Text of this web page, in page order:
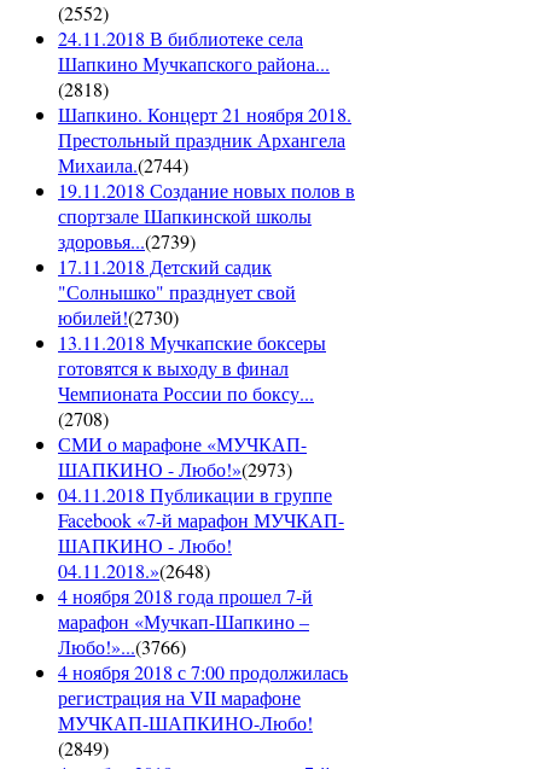
(2552)
24.11.2018 В библиотеке села
Шапкино Мучкапского района...
(2818)
Шапкино. Концерт 21 ноября 2018.
Престольный праздник Архангела
Михаила.(2744)
19.11.2018 Создание новых полов в
спортзале Шапкинской школы
здоровья...(2739)
17.11.2018 Детский садик
"Солнышко" празднует свой
юбилей!(2730)
13.11.2018 Мучкапские боксеры
готовятся к выходу в финал
Чемпионата России по боксу...
(2708)
СМИ о марафоне «МУЧКАП-
ШАПКИНО - Любо!»(2973)
04.11.2018 Публикации в группе
Facebook «7-й марафон МУЧКАП-
ШАПКИНО - Любо!
04.11.2018.»(2648)
4 ноября 2018 года прошел 7-й
марафон «Мучкап-Шапкино –
Любо!»...(3766)
4 ноября 2018 с 7:00 продолжилась
регистрация на VII марафоне
МУЧКАП-ШАПКИНО-Любо!
(2849)